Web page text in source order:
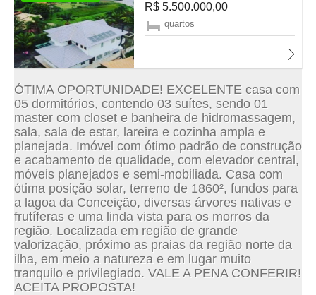
R$ 5.500.000,00
quartos
ÓTIMA OPORTUNIDADE! EXCELENTE casa com
05 dormitórios, contendo 03 suítes, sendo 01
master com closet e banheira de hidromassagem,
sala, sala de estar, lareira e cozinha ampla e
planejada. Imóvel com ótimo padrão de construção
e acabamento de qualidade, com elevador central,
móveis planejados e semi-mobiliada. Casa com
ótima posição solar, terreno de 1860², fundos para
a lagoa da Conceição, diversas árvores nativas e
frutíferas e uma linda vista para os morros da
região. Localizada em região de grande
valorização, próximo as praias da região norte da
ilha, em meio a natureza e em lugar muito
tranquilo e privilegiado. VALE A PENA CONFERIR!
ACEITA PROPOSTA!